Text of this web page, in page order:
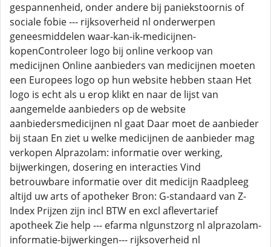
gespannenheid, onder andere bij paniekstoornis of
sociale fobie --- rijksoverheid nl onderwerpen
geneesmiddelen waar-kan-ik-medicijnen-
kopenControleer logo bij online verkoop van
medicijnen Online aanbieders van medicijnen moeten
een Europees logo op hun website hebben staan Het
logo is echt als u erop klikt en naar de lijst van
aangemelde aanbieders op de website
aanbiedersmedicijnen nl gaat Daar moet de aanbieder
bij staan En ziet u welke medicijnen de aanbieder mag
verkopen Alprazolam: informatie over werking,
bijwerkingen, dosering en interacties Vind
betrouwbare informatie over dit medicijn Raadpleeg
altijd uw arts of apotheker Bron: G-standaard van Z-
Index Prijzen zijn incl BTW en excl aflevertarief
apotheek Zie help --- efarma nlgunstzorg nl alprazolam-
informatie-bijwerkingen--- rijksoverheid nl